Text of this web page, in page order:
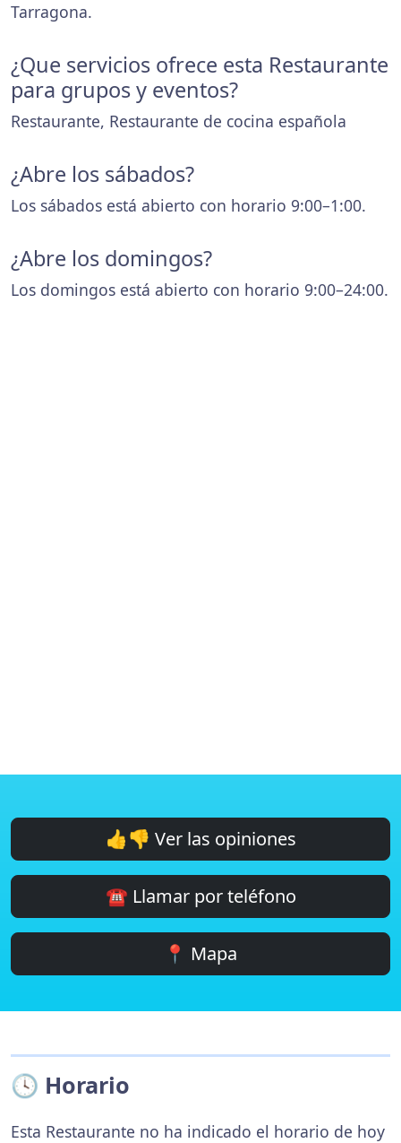
Tarragona.
¿Que servicios ofrece esta Restaurante
para grupos y eventos?
Restaurante, Restaurante de cocina española
¿Abre los sábados?
Los sábados está abierto con horario 9:00–1:00.
¿Abre los domingos?
Los domingos está abierto con horario 9:00–24:00.
👍👎 Ver las opiniones
☎️ Llamar por teléfono
📍 Mapa
🕓 Horario
Esta Restaurante no ha indicado el horario de hoy